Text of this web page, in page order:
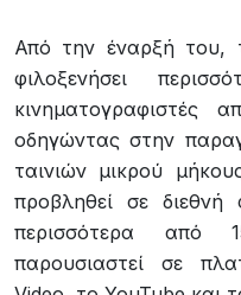
Από την έναρξή του,
φιλοξενήσει
οδηγώντας στην
ταινιών μικρού
προβληθεί σε διεθνή
περισσότερα από
παρουσιαστεί σε